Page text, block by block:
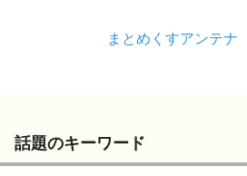
まとめくすアンテナ
話題のキーワード